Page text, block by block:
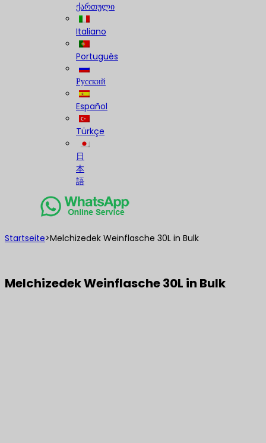
ქართული
Italiano
Português
Русский
Español
Türkçe
日
本
語
Startseite>Melchizedek Weinflasche 30L in Bulk
Melchizedek Weinflasche 30L in Bulk